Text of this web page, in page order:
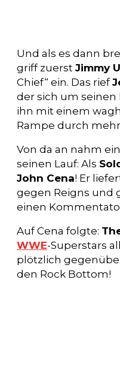
Und als es dann
griff zuerst Jimmy
Chief“ ein. Das rief
der sich um
ihn mit einem
Rampe durch
Von da an nahm
seinen Lauf: Als
John Cena! Er
gegen Reigns und
einen
Auf Cena folgte:
WWE-Superstars
plötzlich
den Rock Bottom!